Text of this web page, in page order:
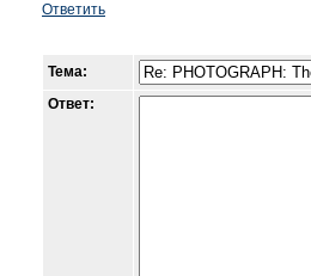
Ответить
Тема:
Ответ: